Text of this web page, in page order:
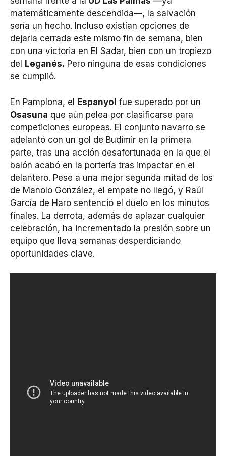
matemáticamente descendida—, la salvación
sería un hecho. Incluso existían opciones de
dejarla cerrada este mismo fin de semana, bien
con una victoria en El Sadar, bien con un tropiezo
del
Leganés. Pero ninguna de esas condiciones
se cumplió.
En Pamplona, el Espanyol fue superado por un
Osasuna que aún pelea por clasificarse para
competiciones europeas. El conjunto navarro se
adelantó con un gol de Budimir en la primera
parte, tras una acción desafortunada en la que el
balón acabó en la portería tras impactar en el
delantero. Pese a una mejor segunda mitad de los
de Manolo González, el empate no llegó, y Raúl
García de Haro sentenció el duelo en los minutos
finales. La derrota, además de aplazar cualquier
celebración, ha incrementado la presión sobre un
equipo que lleva semanas desperdiciando
oportunidades clave.